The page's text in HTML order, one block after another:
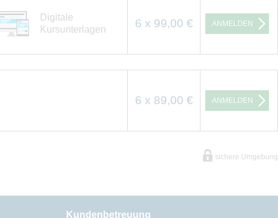
Digitale
Kursunterlagen
6 x 99,00 € ANMELDEN
6 x 89,00 € ANMELDEN
sichere Umgebung
Kundenbetreuung